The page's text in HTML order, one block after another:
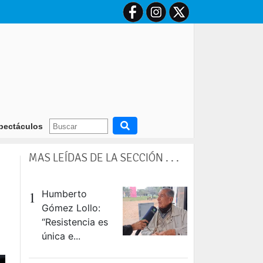
La construcción cayó 4,1% mensual en junio y anotó su cuarta
MAS LEÍDAS DE LA SECCIÓN . . .
1
Humberto
Gómez Lollo:
“Resistencia es
única e...